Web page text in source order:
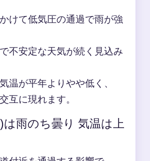
けて低気圧の通過で雨が強
不安定な天気が続く見込み
温が平年よりやや低く、
互に現れます。
は雨のち曇り 気温は上